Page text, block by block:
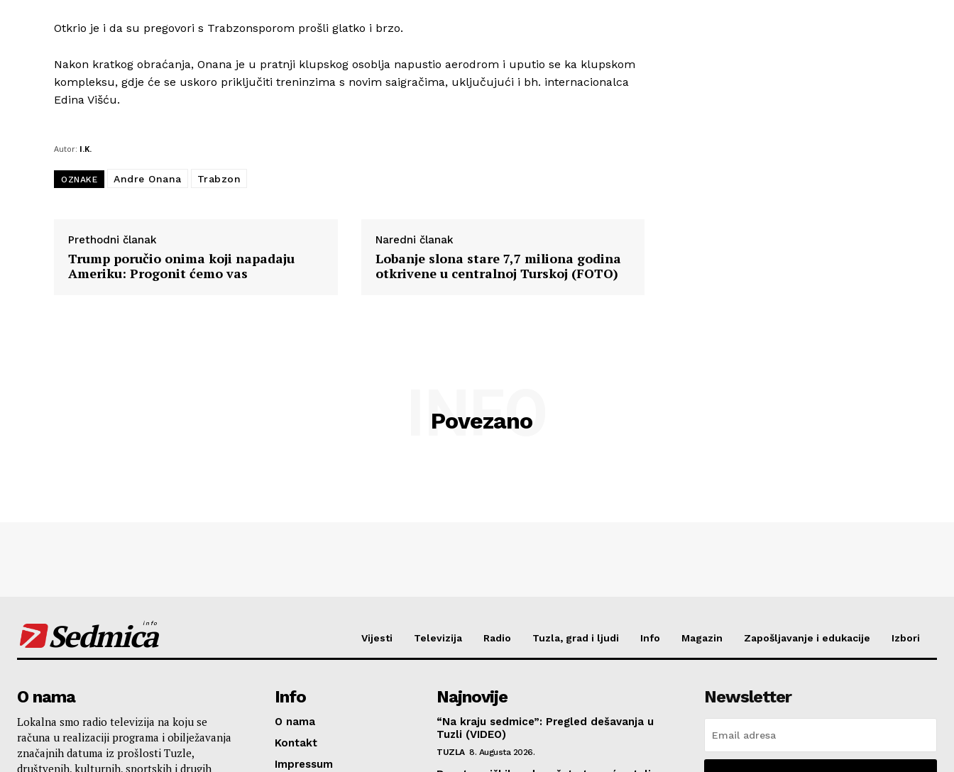
Otkrio je i da su pregovori s Trabzonsporom prošli glatko i brzo.
Nakon kratkog obraćanja, Onana je u pratnji klupskog osoblja napustio aerodrom i uputio se ka klupskom
kompleksu, gdje će se uskoro priključiti treninzima s novim saigračima, uključujući i bh. internacionalca
Edina Višću.
Autor: I.K.
OZNAKE Andre Onana Trabzon
Prethodni članak
Trump poručio onima koji napadaju
Ameriku: Progonit ćemo vas
Naredni članak
Lobanje slona stare 7,7 miliona godina
otkrivene u centralnoj Turskoj (FOTO)
Povezano
INFO
Sedmica
info
Vijesti Televizija Radio Tuzla, grad i ljudi Info Magazin Zapošljavanje i edukacije Izbori
O nama
Lokalna smo radio televizija na koju se
računa u realizaciji programa i obilježavanja
značajnih datuma iz prošlosti Tuzle,
društvenih, kulturnih, sportskih i drugih
Info
O nama
Kontakt
Impressum
Najnovije
“Na kraju sedmice”: Pregled dešavanja u
Tuzli (VIDEO)
TUZLA 8. Augusta 2026.
Newsletter